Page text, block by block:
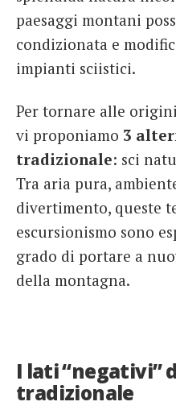
paesaggi montani
condizionata e
impianti sciistici.
Per tornare alle
vi proponiamo 3
tradizionale: sci
Tra aria pura,
divertimento, queste
escursionismo sono
grado di portare a
della montagna.
I lati “negativi”
tradizionale